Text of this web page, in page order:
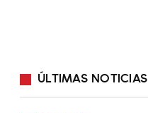
ÚLTIMAS NOTICIAS